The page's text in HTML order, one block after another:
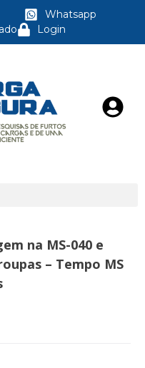
Whatsapp
Login
na MS-040 e
– Tempo MS